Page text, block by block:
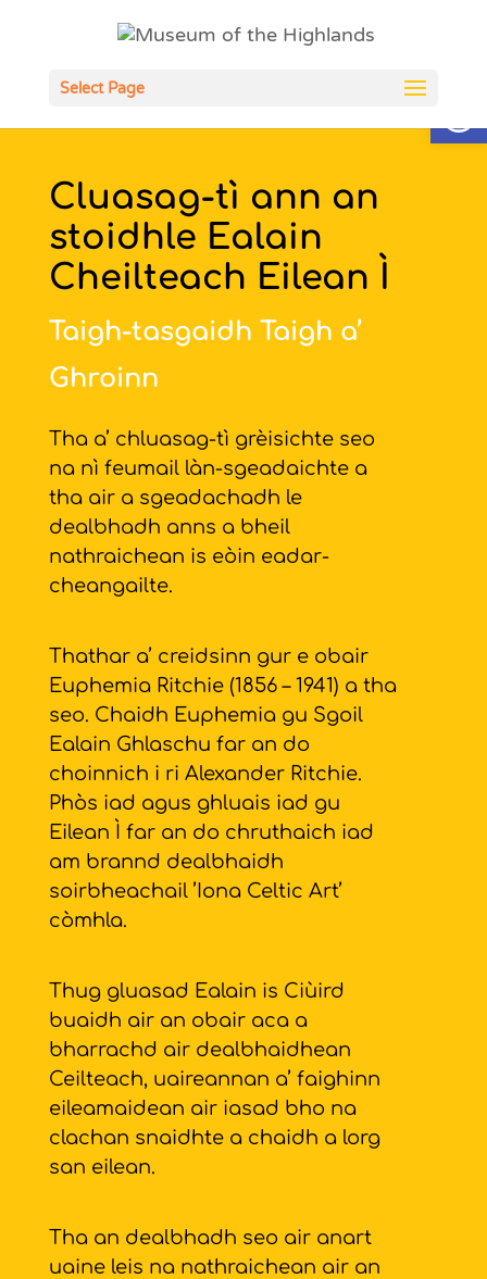
Select Page
Cluasag-tì ann an
stoidhle Ealain
Cheilteach Eilean Ì
Taigh-tasgaidh Taigh a’
Ghroinn
Tha a’ chluasag-tì grèisichte seo
na nì feumail làn-sgeadaichte a
tha air a sgeadachadh le
dealbhadh anns a bheil
nathraichean is eòin eadar-
cheangailte.
Thathar a’ creidsinn gur e obair
Euphemia Ritchie (1856 – 1941) a tha
seo. Chaidh Euphemia gu Sgoil
Ealain Ghlaschu far an do
choinnich i ri Alexander Ritchie.
Phòs iad agus ghluais iad gu
Eilean Ì far an do chruthaich iad
am brannd dealbhaidh
soirbheachail ’Iona Celtic Art’
còmhla.
Thug gluasad Ealain is Ciùird
buaidh air an obair aca a
bharrachd air dealbhaidhean
Ceilteach, uaireannan a’ faighinn
eileamaidean air iasad bho na
clachan snaidhte a chaidh a lorg
san eilean.
Tha an dealbhadh seo air anart
uaine leis na nathraichean air an